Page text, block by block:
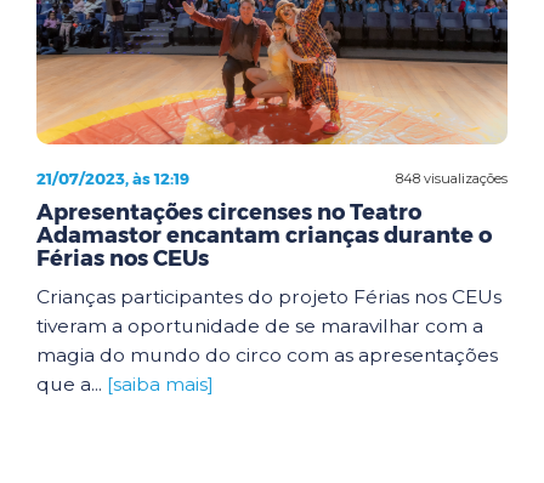
848 visualizações
21/07/2023, às 12:19
Apresentações circenses no Teatro
Adamastor encantam crianças durante o
Férias nos CEUs
Crianças participantes do projeto Férias nos CEUs
tiveram a oportunidade de se maravilhar com a
magia do mundo do circo com as apresentações
que a... [saiba mais]